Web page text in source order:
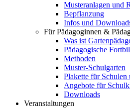
Musteranlagen und
Bepflanzung
Infos und
Für Pädagoginnen &
Was ist
Pädagogische
Methoden
Muster-Schulgarten
Plakette für Schulen
Angebote für
Downloads
Veranstaltungen